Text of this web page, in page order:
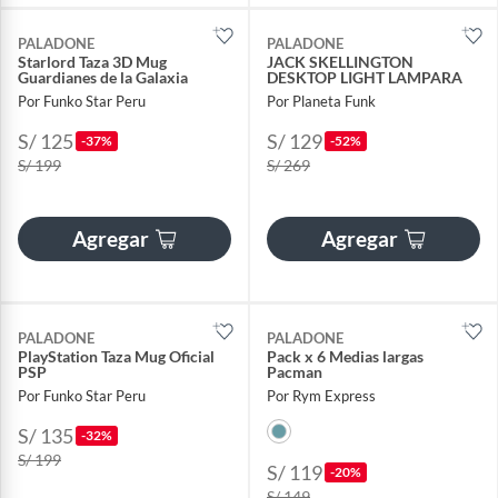
PALADONE
Starlord Taza 3D Mug
Guardianes de la Galaxia
Por Funko Star Peru
S/ 125 -37%
S/ 199
Agregar
PALADONE
JACK SKELLINGTON
DESKTOP LIGHT LAMPARA
Por Planeta Funk
S/ 129 -52%
S/ 269
Agregar
PALADONE
PlayStation Taza Mug Oficial
PSP
Por Funko Star Peru
S/ 135 -32%
S/ 199
PALADONE
Pack x 6 Medias largas
Pacman
Por Rym Express
S/ 119 -20%